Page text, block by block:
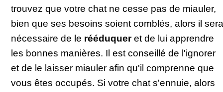
trouvez que votre chat ne cesse pas de miauler,
bien que ses besoins soient comblés, alors il sera
nécessaire de le rééduqueret de lui apprendre
les bonnes manières. Il est conseillé de l'ignorer
et de le laisser miauler afin qu'il comprenne que
vous êtes occupés. Si votre chat s'ennuie, alors